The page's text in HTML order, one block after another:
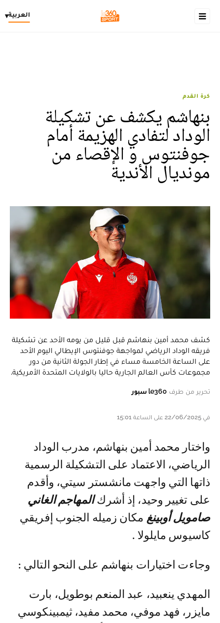
العربية▾
كرة القدم
بنهاشم يكشف عن تشكيلة
الوداد لتفادي الهزيمة أمام
جوفنتوس و الإقصاء من
مونديال الأندية
كشف محمد أمين بنهاشم قبل قليل من يومه الأحد عن تشكيلة
فريقه الوداد الرياضي لمواجهة جوفنتوس الإيطالي اليوم الأحد
على الساعة الخامسة مساء في إطار الجولة الثانية من دور
مجموعات كأس العالم الجارية حاليا بالولايات المتحدة الأمريكية.
تحرير من طرف le360 سبور
في 22/06/2025 على الساعة 15:01
واختار محمد أمين بنهاشم، مدرب الوداد
الرياضي، الاعتماد على التشكيلة الرسمية
ذاتها التي واجهت مانشستر سيتي، وأقدم
على تغيير وحيد، إذ أشركالمهاجم الغاني
صامويل أوبينغ مكان زميله الجنوب إفريقي
كاسيوس مايلولا .
وجاءت اختيارات بنهاشم على النحو التالي :
المهدي ينعبيد، عبد المنعم بوطويل، بارت
مايزر، فهد موفي، محمد مفيد، ثيمبينكوسي